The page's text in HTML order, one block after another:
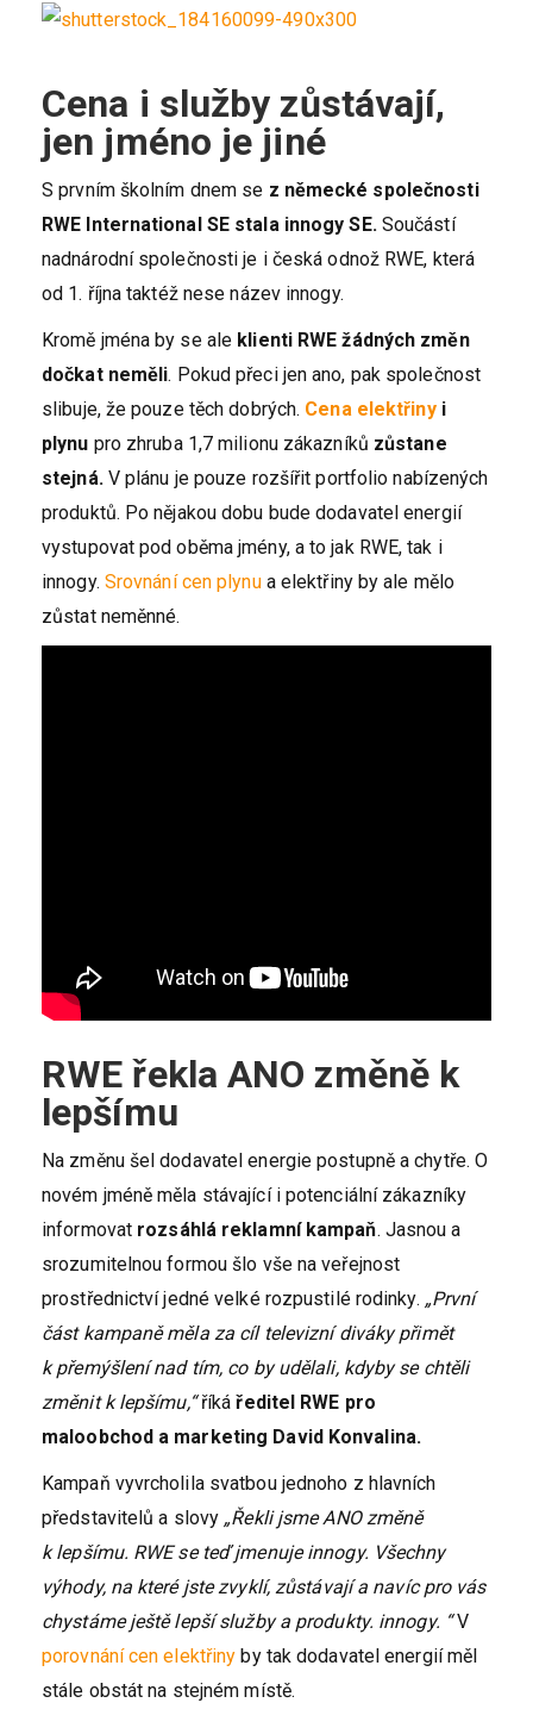
Cena i služby zůstávají,
jen jméno je jiné
S prvním školním dnem se z německé společnosti
RWE International SE stala innogy SE.Součástí
nadnárodní společnosti je i česká odnož RWE, která
od 1. října taktéž nese název innogy.
Kromě jména by se ale klienti RWE žádných změn
dočkat neměli. Pokud přeci jen ano, pak společnost
slibuje, že pouze těch dobrých. Cena elektřinyi
plynu pro zhruba 1,7 milionu zákazníků zůstane
stejná.V plánu je pouze rozšířit portfolio nabízených
produktů. Po nějakou dobu bude dodavatel energií
vystupovat pod oběma jmény, a to jak RWE, tak i
innogy. Srovnání cen plynua elektřiny by ale mělo
zůstat neměnné.
RWE řekla ANO změně k
lepšímu
Na změnu šel dodavatel energie postupně a chytře. O
novém jméně měla stávající i potenciální zákazníky
informovat rozsáhlá reklamní kampaň. Jasnou a
srozumitelnou formou šlo vše na veřejnost
prostřednictví jedné velké rozpustilé rodinky. „První
část kampaně měla za cíl televizní diváky přimět
k přemýšlení nad tím, co by udělali, kdyby se chtěli
změnit k lepšímu,“říkáředitel RWE pro
maloobchod a marketing David Konvalina.
Kampaň vyvrcholila svatbou jednoho z hlavních
představitelů a slovy „Řekli jsme ANO změně
k lepšímu. RWE se teď jmenuje innogy. Všechny
výhody, na které jste zvyklí, zůstávají a navíc pro vás
chystáme ještě lepší služby a produkty. innogy. “V
porovnání cen elektřiny by tak dodavatel energií měl
stále obstát na stejném místě.